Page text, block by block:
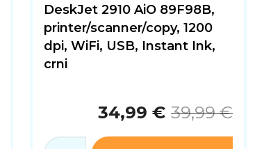
DeskJet 2910 AiO 89F98B,
printer/scanner/copy, 1200
dpi, WiFi, USB, Instant Ink,
crni
34,99 € 39,99 €